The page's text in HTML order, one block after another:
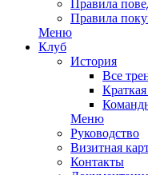
Правила
Правила
Меню
Клуб
История
Все
Меню
Руководство
Визитная
Контакты